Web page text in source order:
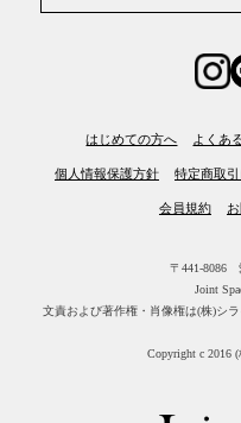
はじめての方へ よくあ
個人情報保護方針 特定商取
会員規約
〒441-8086
Joint
文責および著作権・肖像権は(株)シラ
Copyright c 2016